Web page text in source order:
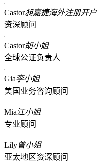
Castor昶嘉捷海外注册开户
资深顾问
Castor胡小姐
全球公证负责人
Gia李小姐
美国业务咨询顾问
Mia江小姐
专业顾问
Lily曾小姐
亚太地区资深顾问